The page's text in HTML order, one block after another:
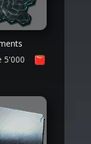
5'000